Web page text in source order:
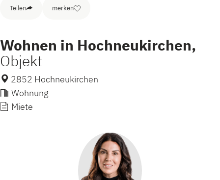
Teilen merken
Wohnen in Hochneukirchen,
Objekt
2852 Hochneukirchen
Wohnung
Miete